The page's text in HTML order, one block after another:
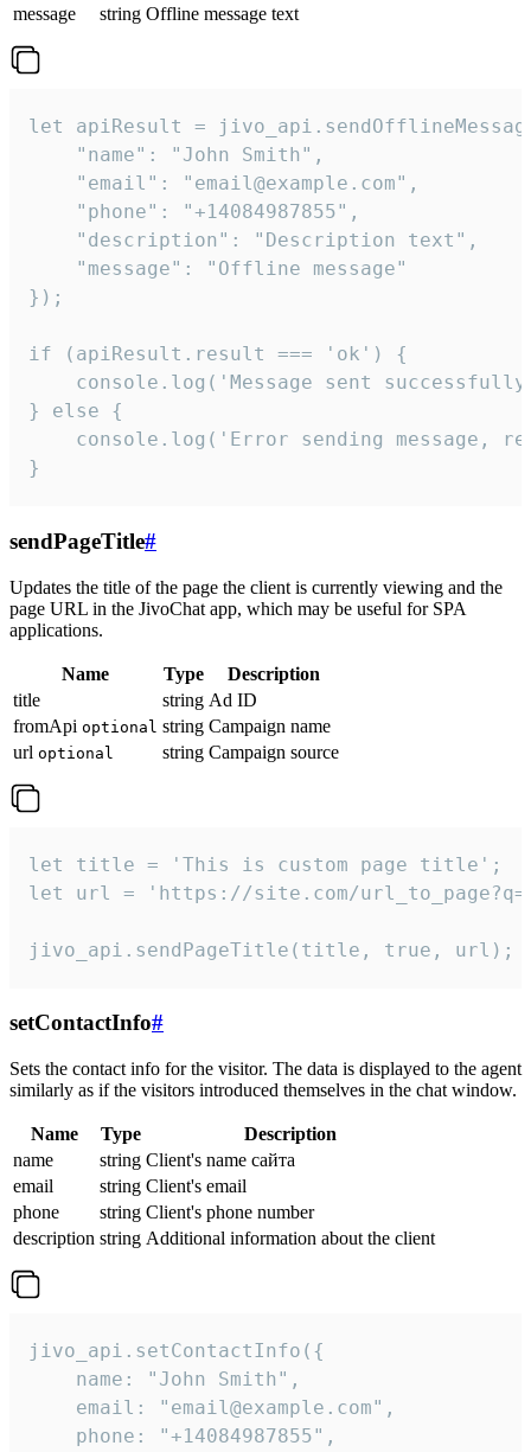
message
string Offline message text
let apiResult =
    "name": "John Smith",
    "email": "email@example.com",
    "phone": "+14084987855",
    "description": "Description text",
    "message": "Offline message"
});
if (apiResult.result === 'ok') {
console.log('Message sent
} else {
console.log('Error sending message,
}
sendPageTitle#
Updates the title of the page the client is currently viewing and the
page URL in the JivoChat app, which may be useful for SPA
applications.
Name Type
Description
title
string Ad ID
fromApi optional string Campaign name
url optional string Campaign source
let title = 'This is custom page title';
let url = 'https://site.com/
jivo_api.sendPageTitle(title, true, url);
setContactInfo#
Sets the contact info for the visitor. The data is displayed to the agent
similarly as if the visitors introduced themselves in the chat window.
Name Type
Description
name
string Client's name сайта
email
string Client's email
phone
string Client's phone number
description string Additional information about the client
jivo_api.setContactInfo({
    name: "John Smith",
    email: "email@example.com",
    phone: "+14084987855",